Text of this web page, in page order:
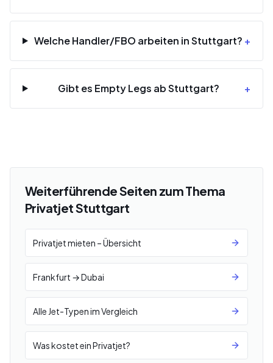
Welche Handler/FBO arbeiten in Stuttgart? +
Gibt es Empty Legs ab Stuttgart? +
Weiterführende Seiten zum Thema
Privatjet Stuttgart
Privatjet mieten – Übersicht
Frankfurt → Dubai
Alle Jet-Typen im Vergleich
Was kostet ein Privatjet?